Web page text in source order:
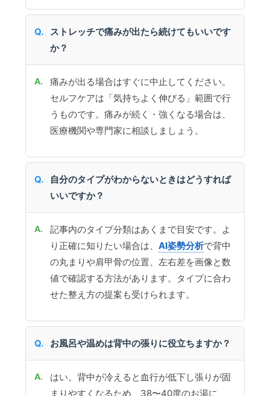
ストレッチで痛みが出たら続けてもいいです
か？
痛みが出る場合はすぐに中止してください。
セルフケアは「気持ちよく伸びる」範囲で行
うものです。痛みが続く・強くなる場合は、
医療機関や専門家に相談しましょう。
自分のタイプがわからないときはどうすれば
いいですか？
記事内のタイプ分類はあくまで目安です。よ
り正確に知りたい場合は、AI姿勢分析で背中
の丸まりや肩甲骨の位置、左右差を画像と数
値で確認する方法があります。タイプに合わ
せた整え方の提案も受けられます。
お風呂や温めは背中の張りに役立ちますか？
はい。背中が冷えると血行が低下し張りが固
まりやすくなるため、38〜40度のお湯に